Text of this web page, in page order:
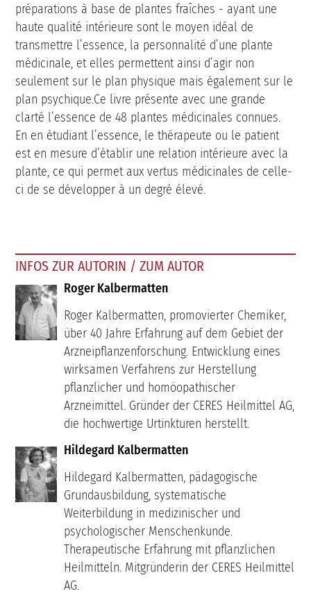
préparations à base de plantes fraîches - ayant une
haute qualité intérieure sont le moyen idéal de
transmettre l’essence, la personnalité d’une plante
médicinale, et elles permettent ainsi d’agir non
seulement sur le plan physique mais également sur le
plan psychique.Ce livre présente avec une grande
clarté l’essence de 48 plantes médicinales connues.
En en étudiant l’essence, le thérapeute ou le patient
est en mesure d’établir une relation intérieure avec la
plante, ce qui permet aux vertus médicinales de celle-
ci de se développer à un degré élevé.
INFOS ZUR AUTORIN / ZUM AUTOR
Roger Kalbermatten
Roger Kalbermatten, promovierter Chemiker,
über 40 Jahre Erfahrung auf dem Gebiet der
Arzneipflanzenforschung. Entwicklung eines
wirksamen Verfahrens zur Herstellung
pflanzlicher und homöopathischer
Arzneimittel. Gründer der CERES Heilmittel AG,
die hochwertige Urtinkturen herstellt.
Hildegard Kalbermatten
Hildegard Kalbermatten, pädagogische
Grundausbildung, systematische
Weiterbildung in medizinischer und
psychologischer Menschenkunde.
Therapeutische Erfahrung mit pflanzlichen
Heilmitteln. Mitgründerin der CERES Heilmittel
AG.